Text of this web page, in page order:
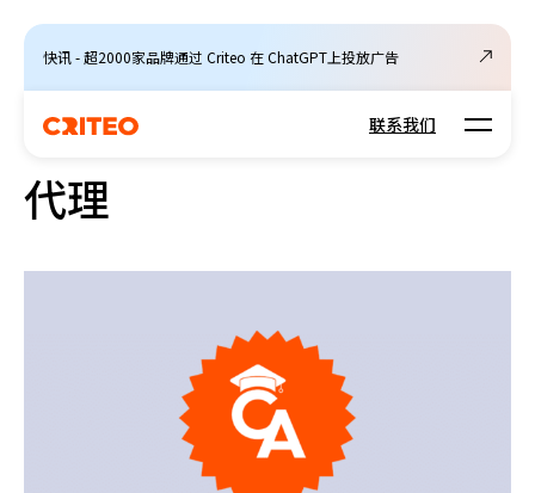
快讯 - 超2000家品牌通过 Criteo 在 ChatGPT上投放广告
联系我们 Open
代理